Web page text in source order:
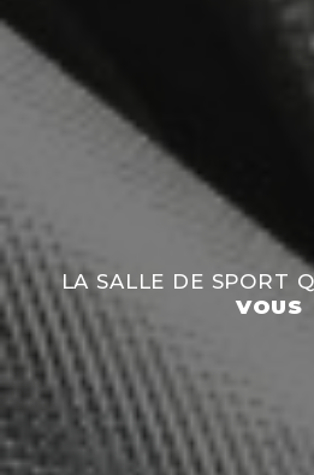
LA SALLE DE SPORT
VOUS